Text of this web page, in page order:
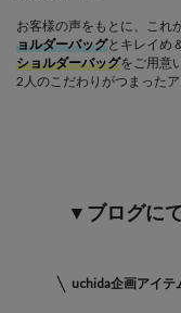
お客様の声をもとに、これ
ョルダーバッグとキレイめ
ショルダーバッグをご用意
2人のこだわりがつまった
▼ブログに
uchida企画アイテ